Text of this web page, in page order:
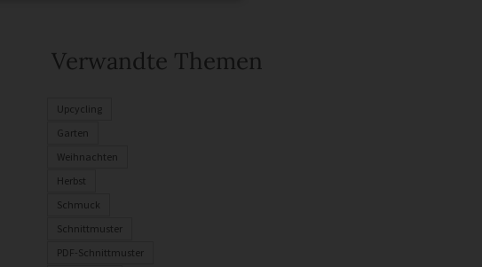
Verwandte Themen
Upcycling
Garten
Weihnachten
Herbst
Schmuck
Schnittmuster
PDF-Schnittmuster